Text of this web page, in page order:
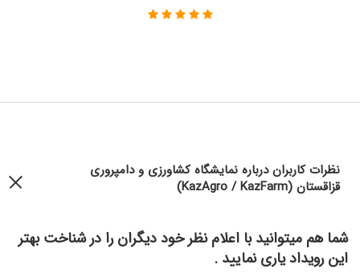
نظرات کاربران درباره نمایشگاه کشاورزی و دامپروری
قزاقستان (KazAgro / KazFarm)
شما هم میتوانید با اعلام نظر خود دیگران را در شناخت بهتر
این رویداد یاری نمایید .